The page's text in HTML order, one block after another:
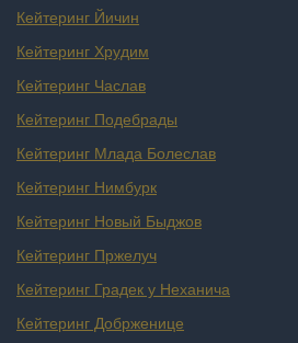
Кейтеринг Йичин
Кейтеринг Хрудим
Кейтеринг Часлав
Кейтеринг Подебрады
Кейтеринг Млада Болеслав
Кейтеринг Нимбурк
Кейтеринг Новый Быджов
Кейтеринг Пржелуч
Кейтеринг Градек у Неханича
Кейтеринг Добрженице